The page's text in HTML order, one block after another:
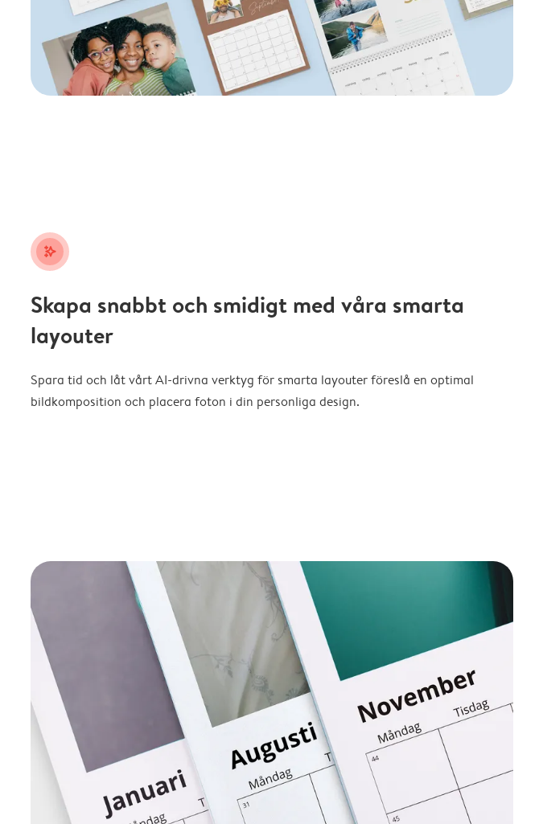
stars_plus
Skapa snabbt och smidigt med våra smarta
layouter
Spara tid och låt vårt AI-drivna verktyg för smarta layouter föreslå en optimal
bildkomposition och placera foton i din personliga design.